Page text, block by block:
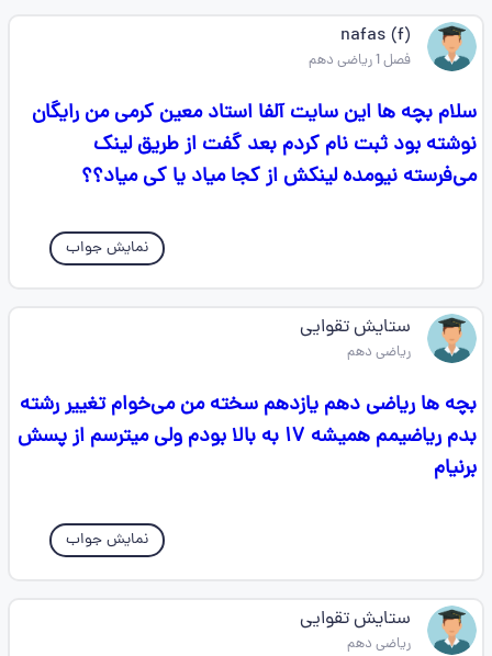
nafas (f)
فصل 1 ریاضی دهم
سلام بچه ها این سایت آلفا استاد معین کرمی من رایگان
نوشته بود ثبت نام کردم بعد گفت از طریق لینک
می‌فرسته نیومده لینکش از کجا میاد یا کی میاد؟؟
نمایش جواب
ستایش تقوایی
ریاضی دهم
بچه ها ریاضی دهم یازدهم سخته من می‌خوام تغییر رشته
بدم ریاضیمم همیشه ۱۷ به بالا بودم ولی میترسم از پسش
برنیام
نمایش جواب
ستایش تقوایی
ریاضی دهم